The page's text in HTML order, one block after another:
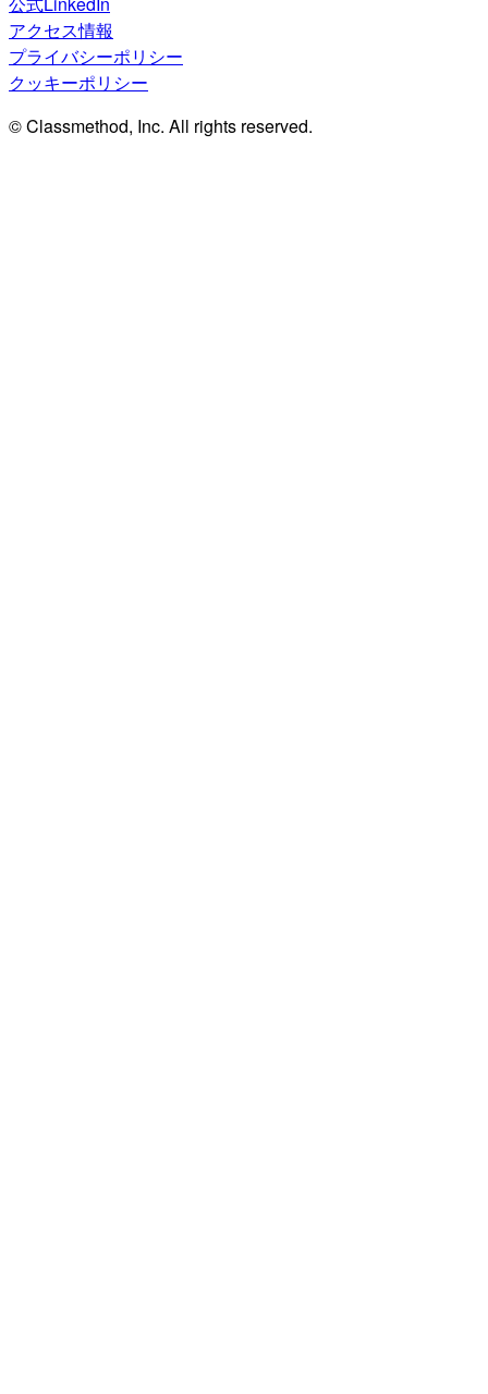
アクセス情報
プライバシーポリシー
クッキーポリシー
© Classmethod, Inc. All rights reserved.